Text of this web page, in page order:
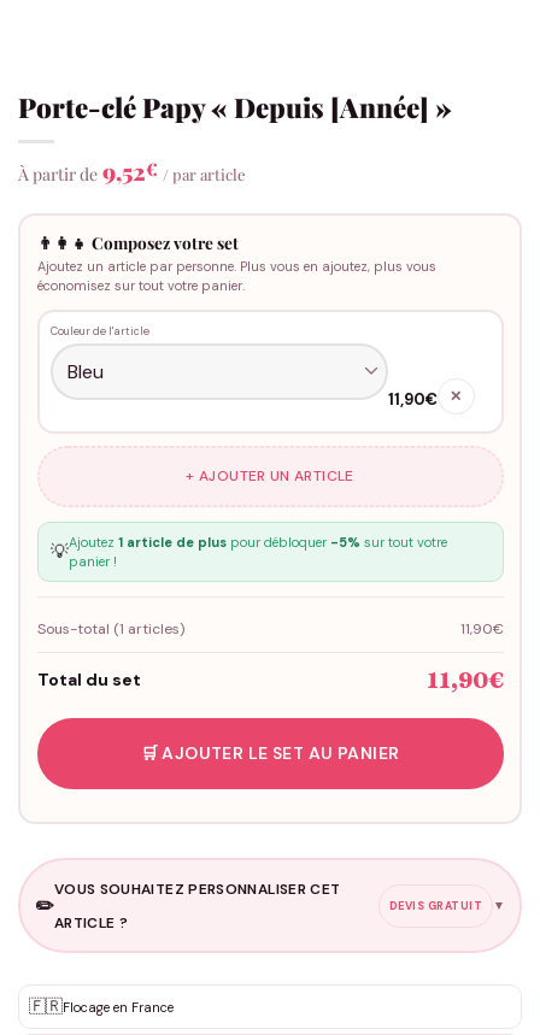
Porte-clé Papy « Depuis [Année] »
À partir de 9,52€ / par article
👨‍👩‍👧 Composez votre set
Ajoutez un article par personne. Plus vous en ajoutez, plus vous
économisez sur tout votre panier.
Couleur de l'article
11,90€ ✕
+ AJOUTER UN ARTICLE
💡Ajoutez 1 article de pluspour débloquer -5% sur tout votre
panier !
Sous-total (1 articles) 11,90€
Total du set 11,90€
🛒 AJOUTER LE SET AU PANIER
✏️
VOUS SOUHAITEZ PERSONNALISER CET
ARTICLE ?
DEVIS GRATUIT ▼
✨ Personnalisation sur mesure
DEVIS GRATUIT · Personnalisation de 3 à 10€ selon la demande
🇫🇷Flocage en France